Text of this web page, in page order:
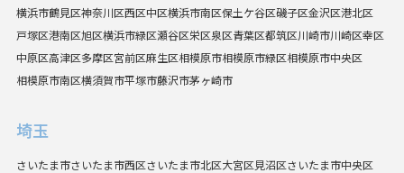
横浜市鶴見区神奈川区西区中区横浜市南区保土ケ谷区磯子区金沢区港北区
戸塚区港南区旭区横浜市緑区瀬谷区栄区泉区青葉区都筑区川崎市川崎区幸区
中原区高津区多摩区宮前区麻生区相模原市相模原市緑区相模原市中央区
相模原市南区横須賀市平塚市藤沢市茅ヶ崎市
埼玉
さいたま市さいたま市西区さいたま市北区大宮区見沼区さいたま市中央区